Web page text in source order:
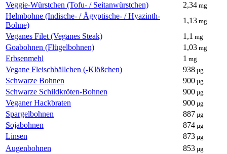
Veggie-Würstchen (Tofu- / Seitanwürstchen) 2,34 mg
Helmbohne (Indische- / Ägyptische- / Hyazinth-
Bohne)
1,13 mg
Veganes Filet (Veganes Steak) 1,1 mg
Goabohnen (Flügelbohnen) 1,03 mg
Erbsenmehl 1 mg
Vegane Fleischbällchen (-Klößchen) 938 µg
Schwarze Bohnen 900 µg
Schwarze Schildkröten-Bohnen 900 µg
Veganer Hackbraten 900 µg
Spargelbohnen 887 µg
Sojabohnen 874 µg
Linsen 873 µg
Augenbohnen 853 µg